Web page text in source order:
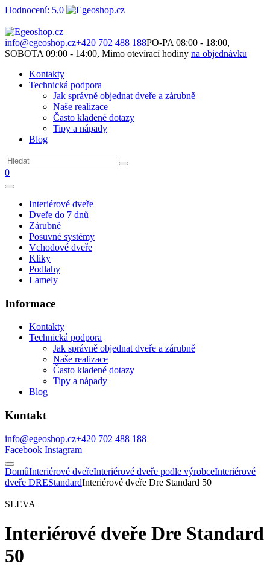
Hodnocení: 5,0
info@egeoshop.cz+420 702 488 188PO-PA 08:00 - 18:00,
SOBOTA 09:00 - 14:00, Mimo otevírací hodiny na objednávku
Kontakty
Technická podpora
Jak správně objednat dveře a zárubně
Naše realizace
Často kladené dotazy
Tipy a nápady
Blog
0
Interiérové dveře
Dveře do 7 dnů
Zárubně
Posuvné systémy
Vchodové dveře
Kliky
Podlahy
Lamely
Informace
Kontakty
Technická podpora
Jak správně objednat dveře a zárubně
Naše realizace
Často kladené dotazy
Tipy a nápady
Blog
Kontakt
info@egeoshop.cz+420 702 488 188
Facebook Instagram
DomůInteriérové dveřeInteriérové dveře podle výrobceInteriérové
dveře DREStandardInteriérové dveře Dre Standard 50
SLEVA
Interiérové dveře Dre Standard
50